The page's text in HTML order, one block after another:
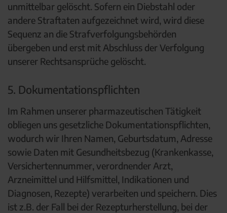
unmittelbar gelöscht. Sofern ein Diebstahl oder
andere Straftaten aufgezeichnet wird, wird diese
Sequenz an die Strafverfolgungsbehörden
übergeben und erst mit Abschluss der Verfolgung
unserer Rechtsansprüche gelöscht.
5. Dokumentationspflichten
Im Rahmen unserer pharmazeutischen Tätigkeit
obliegen uns gesetzliche Dokumentationspflichten,
wodurch wir Ihren Namen, Geburtsdatum, Adresse
sowie Daten mit Gesundheitsbezug (Krankenkasse,
Versichertennummer, verordnender Arzt,
Arzneimittel und Hilfsmittel, Indikationen und
Diagnosen, Rezepte) verarbeiten und speichern. Dies
ist z.B. der Fall bei der Rezepturherstellung, bei der